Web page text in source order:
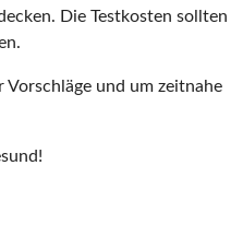
Die Testkosten sollten
und um zeitnahe